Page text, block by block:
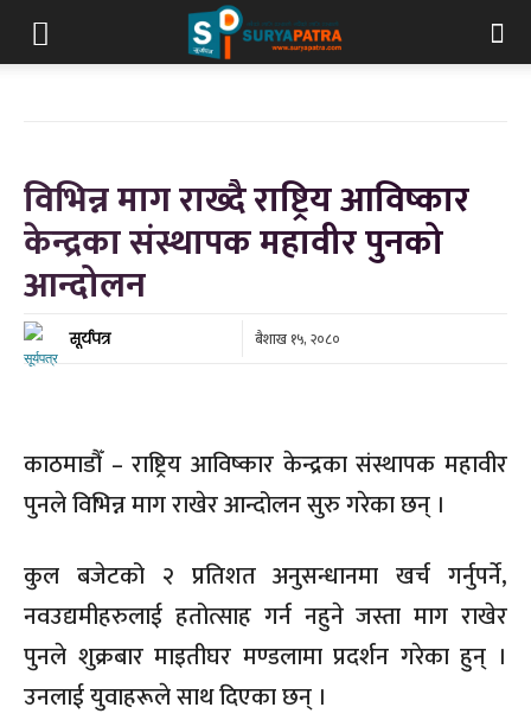
विभिन्न माग राख्दै राष्ट्रिय आविष्कार
केन्द्रका संस्थापक महावीर पुनको
आन्दोलन
सूर्यपत्र बैशाख १५, २०८०
काठमाडौँ – राष्ट्रिय आविष्कार केन्द्रका संस्थापक महावीर
पुनले विभिन्न माग राखेर आन्दोलन सुरु गरेका छन् ।
कुल बजेटको २ प्रतिशत अनुसन्धानमा खर्च गर्नुपर्ने,
नवउद्यमीहरुलाई हतोत्साह गर्न नहुने जस्ता माग राखेर
पुनले शुक्रबार माइतीघर मण्डलामा प्रदर्शन गरेका हुन् ।
उनलाई युवाहरूले साथ दिएका छन् ।